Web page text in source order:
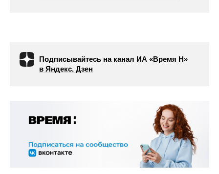
Подписывайтесь на канал ИА «Время Н»
в Яндекс. Дзен